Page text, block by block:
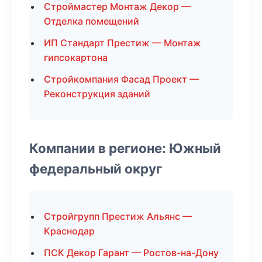
Строймастер Монтаж Декор —
Отделка помещений
ИП Стандарт Престиж — Монтаж
гипсокартона
Стройкомпания Фасад Проект —
Реконструкция зданий
Компании в регионе: Южный
федеральный округ
Стройгрупп Престиж Альянс —
Краснодар
ПСК Декор Гарант — Ростов-на-Дону